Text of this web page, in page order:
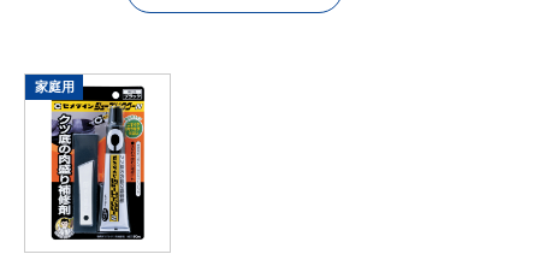
家庭用